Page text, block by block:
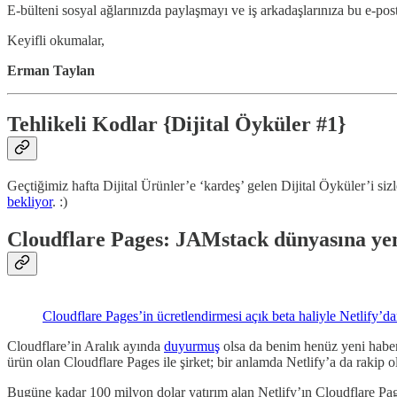
E-bülteni sosyal ağlarınızda paylaşmayı ve iş arkadaşlarınıza bu e-
Keyifli okumalar,
Erman Taylan
Tehlikeli Kodlar {Dijital Öyküler #1}
Geçtiğimiz hafta Dijital Ürünler’e ‘kardeş’ gelen Dijital Öyküler’i
bekliyor. :)
Cloudflare Pages: JAMstack dünyasına
Cloudflare Pages’in ücretlendirmesi açık beta haliyle
Cloudflare’in Aralık ayında duyurmuş olsa da benim henüz yeni
ürün olan Cloudflare Pages ile şirket; bir anlamda Netlify’a da rakip
Bugüne kadar 100 milyon dolar yatırım alan Netlify’ın Cloudflare